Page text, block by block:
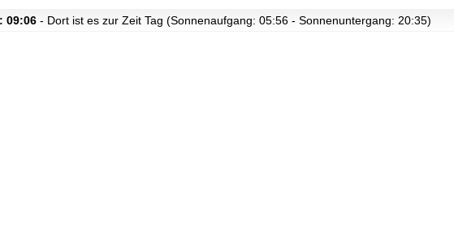
09:06 - Dort ist es zur Zeit Tag (Sonnenaufgang: 05:56 - Sonnenuntergang: 20:35)